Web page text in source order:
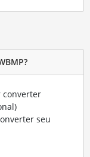
converter
seu